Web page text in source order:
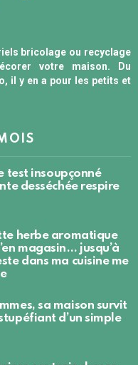
bricolage ou recyclage
votre maison. Du
il y en a pour les petits et
test insoupçonné
desséchée respire
herbe aromatique
magasin… jusqu’à
dans ma cuisine me
sa maison survit
d’un simple